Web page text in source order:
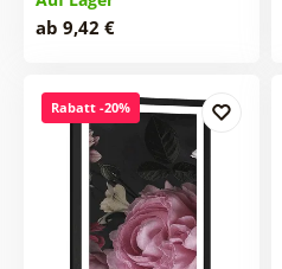
ab 9,42 €
Rabatt -20%